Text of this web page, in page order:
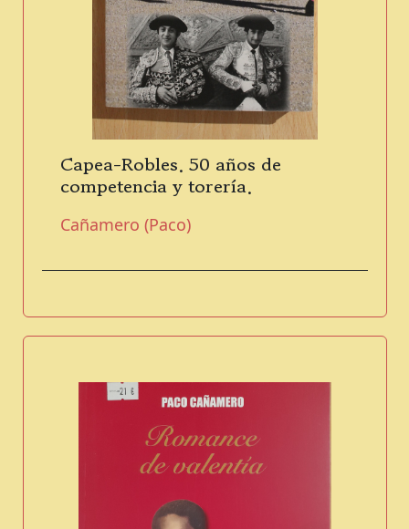
Capea-Robles. 50 años de
competencia y torería.
Cañamero (Paco)